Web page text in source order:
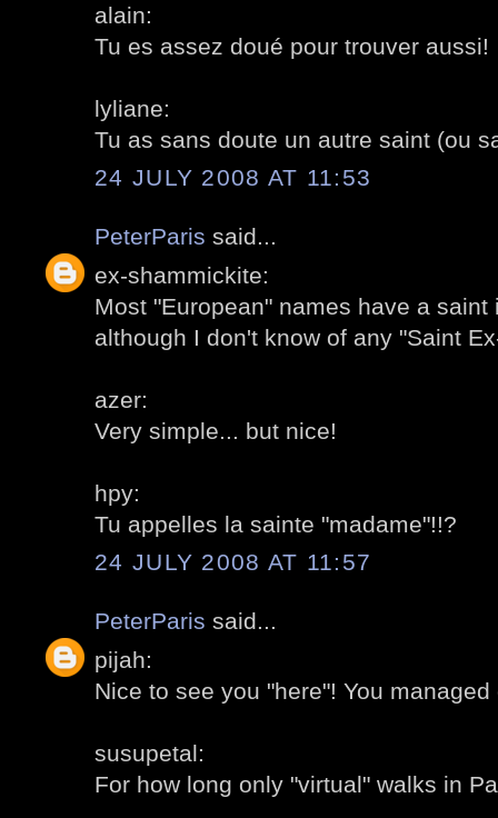
alain:
Tu es assez doué pour trouver aussi!
lyliane:
Tu as sans doute un autre saint (ou
24 JULY 2008 AT 11:53
PeterParis said...
ex-shammickite:
Most "European" names have a
although I don't know of any "Saint
azer:
Very simple... but nice!
hpy:
Tu appelles la sainte "madame"!!?
24 JULY 2008 AT 11:57
PeterParis said...
pijah:
Nice to see you "here"! You
susupetal:
For how long only "virtual" walks in